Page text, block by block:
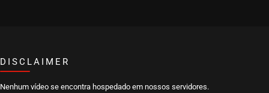
DISCLAIMER
Nenhum vídeo se encontra hospedado em nossos servidores.